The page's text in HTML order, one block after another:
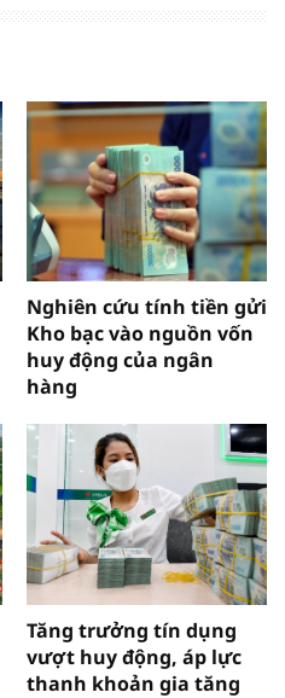
Nghiên cứu tính tiền gửi
Kho bạc vào nguồn vốn
huy động của ngân
hàng
Tăng trưởng tín dụng
vượt huy động, áp lực
thanh khoản gia tăng